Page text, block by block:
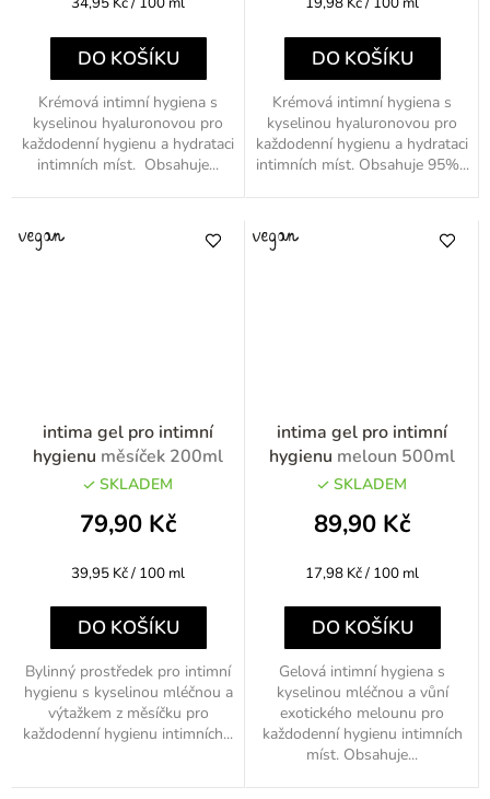
DO KOŠÍKU
Krémová intimní hygiena s
kyselinou hyaluronovou pro
každodenní hygienu a hydrataci
intimních míst. Obsahuje...
DO KOŠÍKU
Krémová intimní hygiena s
kyselinou hyaluronovou pro
každodenní hygienu a hydrataci
intimních míst. Obsahuje 95%...
intima gel pro intimní
hygienu měsíček 200ml
SKLADEM
79,90 Kč
Měrná
39,95 Kč / 100 ml
DO KOŠÍKU
Bylinný prostředek pro intimní
hygienu s kyselinou mléčnou a
výtažkem z měsíčku pro
každodenní hygienu intimních...
intima gel pro intimní
hygienu meloun 500ml
SKLADEM
89,90 Kč
Měrná
17,98 Kč / 100 ml
DO KOŠÍKU
Gelová intimní hygiena s
kyselinou mléčnou a vůní
exotického melounu pro
každodenní hygienu intimních
míst. Obsahuje...